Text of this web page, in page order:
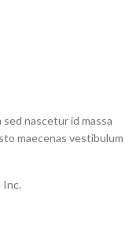
nascetur id massa
maecenas vestibulum
Inc.